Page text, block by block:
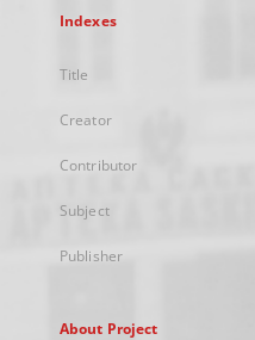
Indexes
Title
Creator
Contributor
Subject
Publisher
About Project